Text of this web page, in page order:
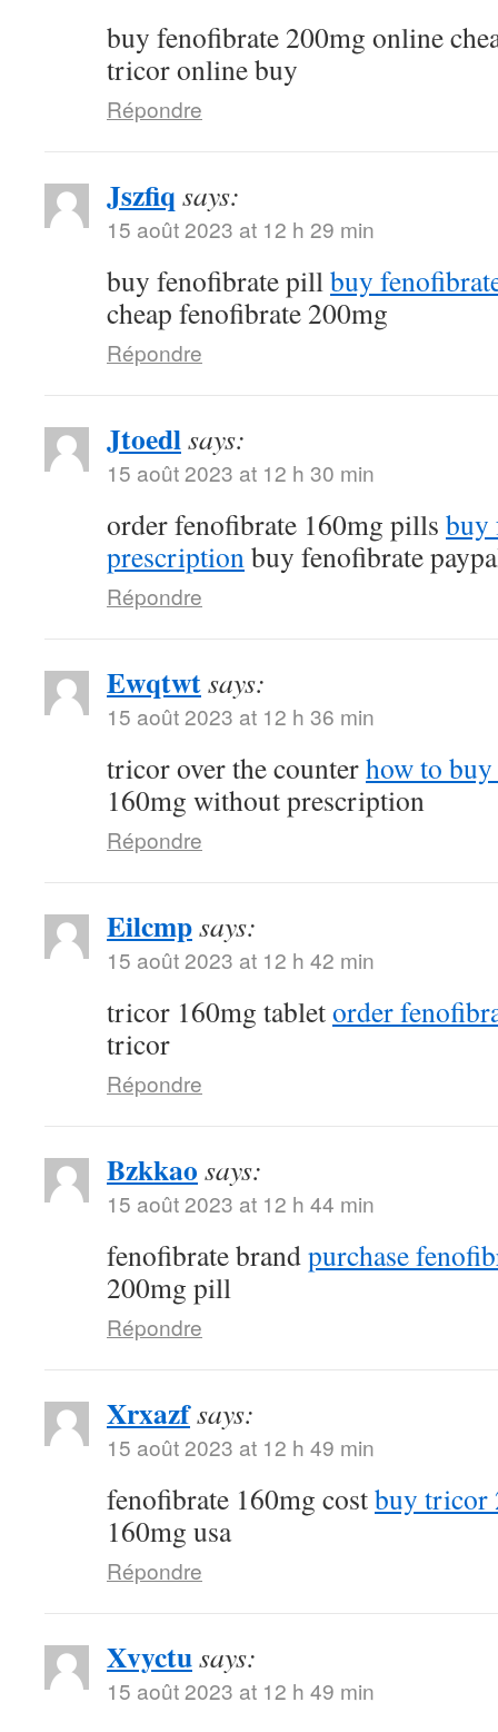
buy fenofibrate 200mg online
tricor online buy
Répondre
Jszfiq says:
15 août 2023 at 12 h 29 min
buy fenofibrate pillbuy
cheap fenofibrate 200mg
Répondre
Jtoedlsays:
15 août 2023 at 12 h 30 min
order fenofibrate 160mg pills buy
prescriptionbuy fenofibrate
Répondre
Ewqtwtsays:
15 août 2023 at 12 h 36 min
tricor over the counterhow to
160mg without prescription
Répondre
Eilcmpsays:
15 août 2023 at 12 h 42 min
tricor 160mg tabletorder
tricor
Répondre
Bzkkao says:
15 août 2023 at 12 h 44 min
fenofibrate brandpurchase
200mg pill
Répondre
Xrxazfsays:
15 août 2023 at 12 h 49 min
fenofibrate 160mg costbuy tricor
160mg usa
Répondre
Xvyctusays:
15 août 2023 at 12 h 49 min